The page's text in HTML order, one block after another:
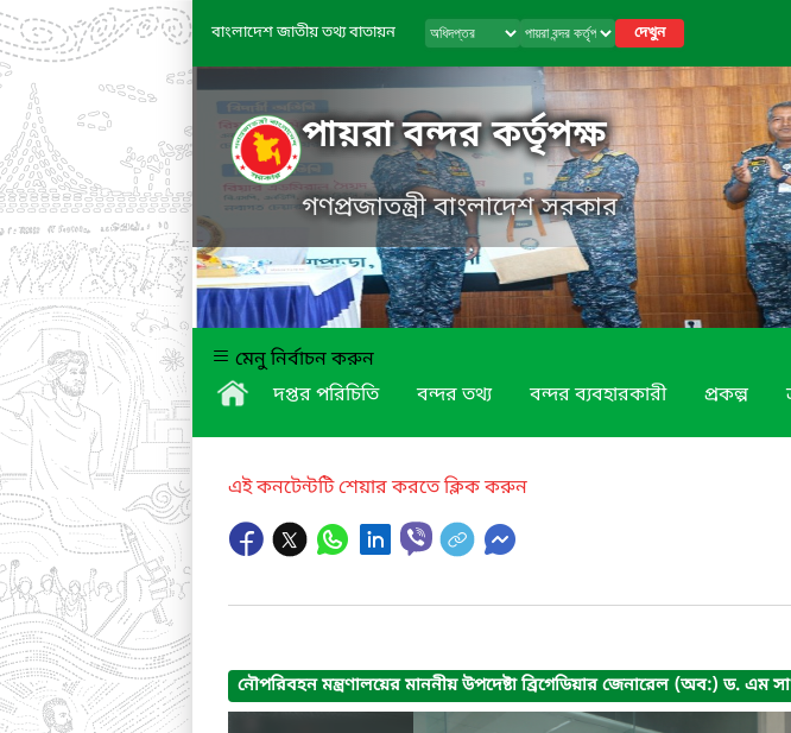
বাংলাদেশ জাতীয় তথ্য বাতায়ন দেখুন
পায়রা বন্দর কর্তৃপক্ষ
গণপ্রজাতন্ত্রী বাংলাদেশ সরকার
মেনু নির্বাচন করুন
দপ্তর পরিচিতি
বন্দর তথ্য বন্দর ব্যবহারকারী প্রকল্প
এই কনটেন্টটি শেয়ার করতে ক্লিক করুন
নৌপরিবহন মন্ত্রণালয়ের মাননীয় উপদেষ্টা ব্রিগেডিয়ার জেনারেল (অব:) ড.